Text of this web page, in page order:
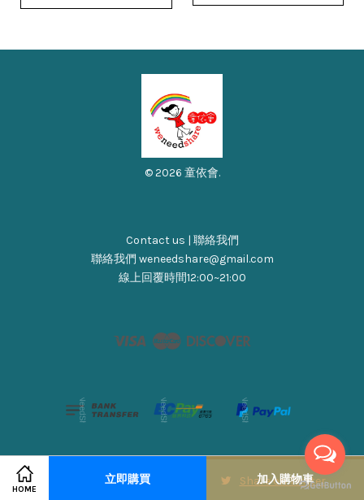
HOME
立即購買 加入購物車
© 2026 童依會.
Contact us | 聯絡我們
聯絡我們 weneedshare@gmail.com
線上回覆時間12:00~21:00
Visa Master
Share on Facebook Share on Twitter